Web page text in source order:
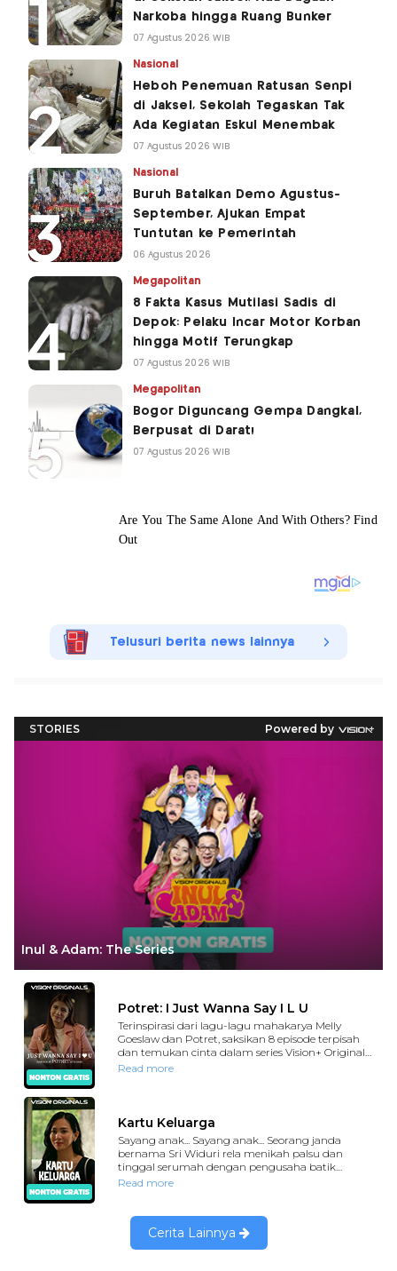
Narkoba hingga Ruang Bunker
07 Agustus 2026 WIB
Nasional
Heboh Penemuan Ratusan Senpi
di Jaksel, Sekolah Tegaskan Tak
Ada Kegiatan Eskul Menembak
07 Agustus 2026 WIB
Nasional
Buruh Batalkan Demo Agustus-
September, Ajukan Empat
Tuntutan ke Pemerintah
06 Agustus 2026
Megapolitan
8 Fakta Kasus Mutilasi Sadis di
Depok: Pelaku Incar Motor Korban
hingga Motif Terungkap
07 Agustus 2026 WIB
Megapolitan
Bogor Diguncang Gempa Dangkal,
Berpusat di Darat!
07 Agustus 2026 WIB
Telusuri berita news lainnya